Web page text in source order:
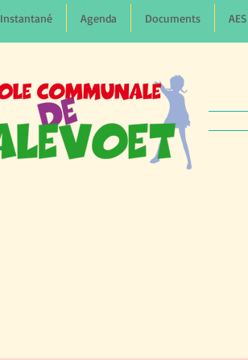
Instantané Agenda Documents AES